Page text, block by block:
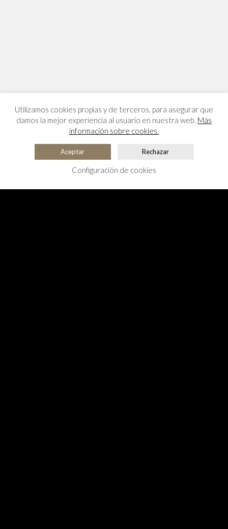
Utilizamos cookies propias y de terceros, para asegurar que
damos la mejor experiencia al usuario en nuestra web. Más
información sobre cookies.
Aceptar Rechazar
Configuración de cookies